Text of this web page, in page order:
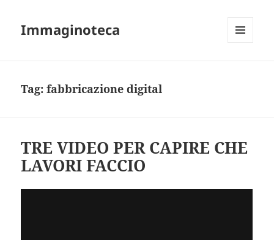
Immaginoteca
Tag:fabbricazione digital
TRE VIDEO PER CAPIRE CHE
LAVORI FACCIO